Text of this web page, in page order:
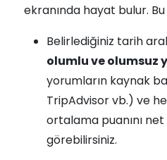
ekranında hayat bulur.
Belirlediğiniz tarih
olumlu ve olumsuz
yorumların kaynak
TripAdvisor vb.) ve
ortalama puanını
görebilirsiniz.